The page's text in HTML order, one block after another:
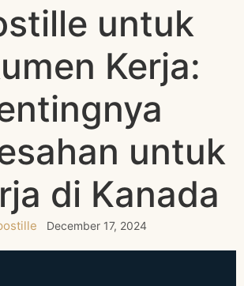
untuk
Kerja:
untuk
di Kanada
December 17, 2024